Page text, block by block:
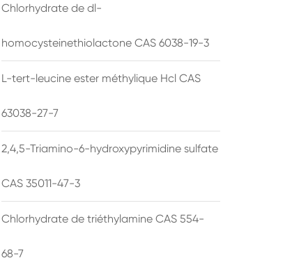
Chlorhydrate de dl-
homocysteinethiolactone CAS 6038-19-3
L-tert-leucine ester méthylique Hcl CAS
63038-27-7
2,4,5-Triamino-6-hydroxypyrimidine sulfate
CAS 35011-47-3
Chlorhydrate de triéthylamine CAS 554-
68-7